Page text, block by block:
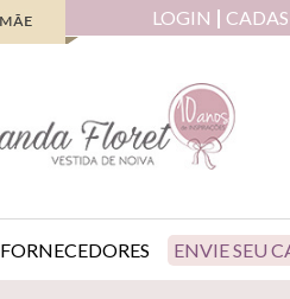
LOGIN
FORNECEDORES ENVIE SEU